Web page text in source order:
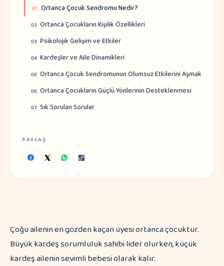
01 Ortanca Çocuk Sendromu Nedir?
02 Ortanca Çocukların Kişilik Özellikleri
03 Psikolojik Gelişim ve Etkiler
04 Kardeşler ve Aile Dinamikleri
05 Ortanca Çocuk Sendromunun Olumsuz Etkilerini Aşmak
06 Ortanca Çocukların Güçlü Yönlerinin Desteklenmesi
07 Sık Sorulan Sorular
PAYLAŞ
Çoğu ailenin en gözden kaçan üyesi ortanca çocuktur.
Büyük kardeş sorumluluk sahibi lider olurken, küçük
kardeş ailenin sevimli bebesi olarak kalır.